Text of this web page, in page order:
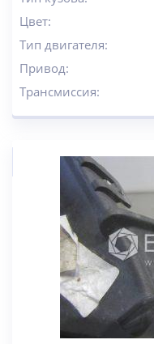
Цвет:
Тип двигателя:
Привод:
Трансмиссия: